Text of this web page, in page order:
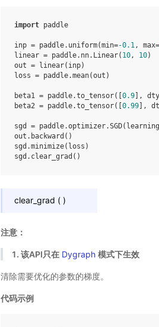
import paddle
inp = paddle. uniform(min=-0.1, max=
linear = paddle. nn. Linear( 10, 10)
out = linear( inp)
loss = paddle.mean(out )
beta1 = paddle.to_tensor([ 0.9 ],
beta2 = paddle.to_tensor([ 0.99 ],
sgd = paddle.optimizer.SGD(
out . backward ()
sgd .minimize( loss )
sgd . clear_grad ()
clear_grad ( )
注意：
1. 该API只在 Dygraph 模式下生效
清除需要优化的参数的梯度。
代码示例